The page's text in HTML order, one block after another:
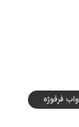
فرفوژه